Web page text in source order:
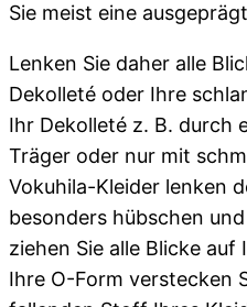
Sie meist eine
Lenken Sie daher alle
Dekolleté oder Ihre
Ihr Dekolleté z. B. durch
Träger oder nur mit
Vokuhila-Kleider lenken
besonders hübschen
ziehen Sie alle Blicke
Ihre O-Form verstecken